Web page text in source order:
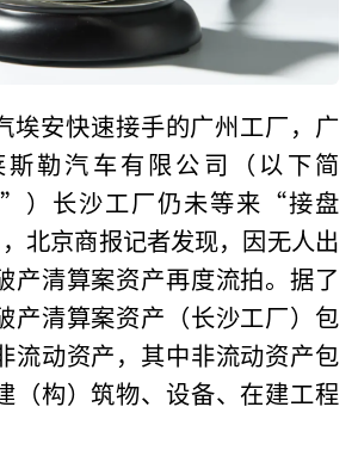
埃安快速接手的广州工厂，广
勒汽车有限公司（以下简
）长沙工厂仍未等来“接盘
北京商报记者发现，因无人出
产清算案资产再度流拍。据了
产清算案资产（长沙工厂）包
流动资产，其中非流动资产包
（构）筑物、设备、在建工程